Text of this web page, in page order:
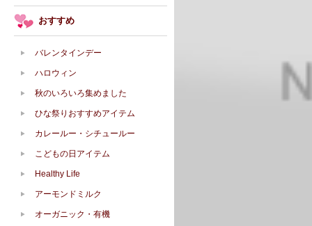
おすすめ
バレンタインデー
ハロウィン
秋のいろいろ集めました
ひな祭りおすすめアイテム
カレールー・シチュールー
こどもの日アイテム
Healthy Life
アーモンドミルク
オーガニック・有機